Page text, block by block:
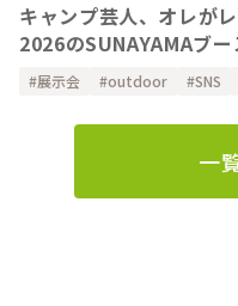
キャンプ芸人、オレがレオ
2026のSUNAYAMAブ
展示会 outdoor SNS
一